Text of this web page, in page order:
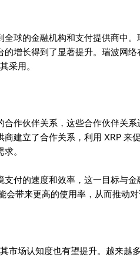
全球的金融机构和支付提供商中
增长得到了显著提升。瑞波网
采用。
作伙伴关系，这些合作伙伴关
建立了合作关系，利用 XRP 来
。
付的速度和效率，这一目标与金
会带来更高的使用率，从而推动对
市场认知度也有望提升。越来越